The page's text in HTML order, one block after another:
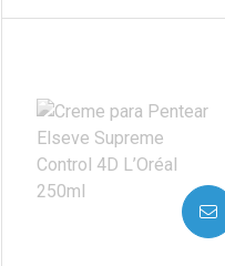
Laboratório
Por Menos
AVISE-ME